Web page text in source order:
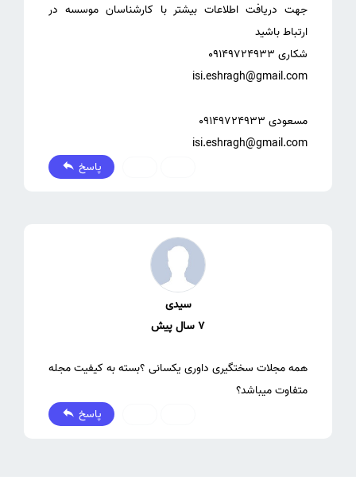
جهت دریافت اطلاعات بیشتر با کارشناسان موسسه در
isi.eshragh@gmail.com
پاسخ
سیدی
7 سال پیش
همه مجلات سختگیری داوری یکسانی ؟بسته به کیفیت مجله
متفاوت میباشد؟
پاسخ